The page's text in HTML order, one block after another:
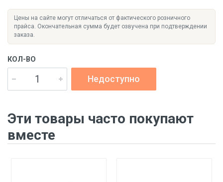
Цены на сайте могут отличаться от фактического розничного
прайса. Окончательная сумма будет озвучена при подтверждении
заказа.
КОЛ-ВО
Недоступно
Эти товары часто покупают
вместе